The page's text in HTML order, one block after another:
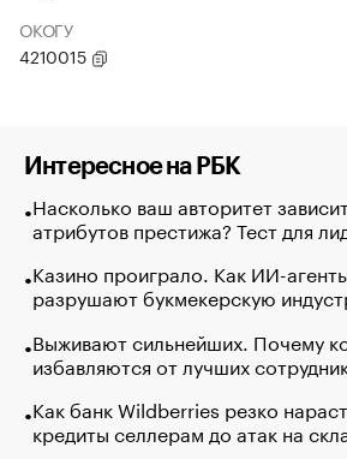
ОКОГУ
4210015
Интересное на РБК
Насколько ваш авторитет
атрибутов престижа? Тест для
Казино проиграло. Как ИИ-
разрушают букмекерскую
Выживают сильнейших. Почему
избавляются от лучших
Как банк Wildberries резко
кредиты селлерам до атак на